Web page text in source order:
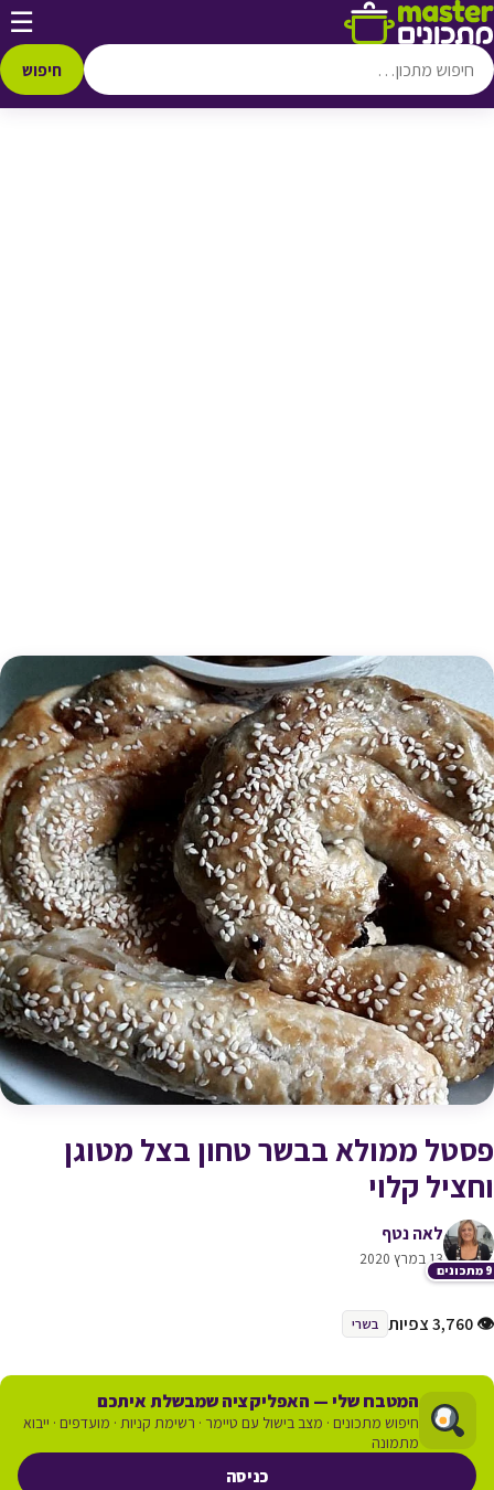
דלג לתוכן ☰
חיפוש
פסטל ממולא בבשר טחון בצל מטוגן
וחציל קלוי
לאה נטף
13 במרץ 2020
♥ הוספה
👁 3,760 צפיות בשרי
המטבח שלי — האפליקציה שמבשלת איתכם
חיפוש מתכונים · מצב בישול עם טיימר · רשימת קניות · מועדפים · ייבוא
מתמונה
כניסה